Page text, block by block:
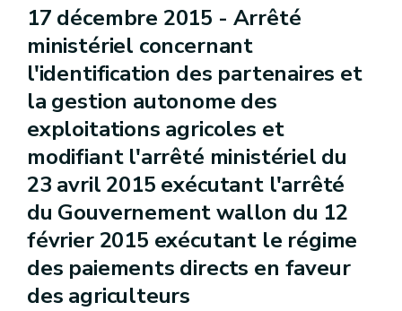
17 décembre 2015 - Arrêté
ministériel concernant
l'identification des partenaires et
la gestion autonome des
exploitations agricoles et
modifiant l'arrêté ministériel du
23 avril 2015 exécutant l'arrêté
du Gouvernement wallon du 12
février 2015 exécutant le régime
des paiements directs en faveur
des agriculteurs